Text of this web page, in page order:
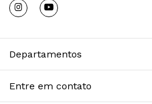
Departamentos
Entre em contato